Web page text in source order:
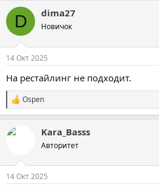
п
т
:
D dima27
Новичок
14 Окт 2025
На рестайлинг не подходит.
С
и
п
:
Ospen
Kara_Basss
Авторитет
14 Окт 2025